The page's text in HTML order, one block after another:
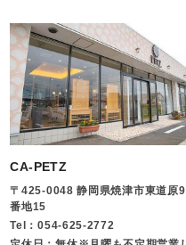
CA-PETZ
〒425-0048 静岡県焼津市東道原9
番地15
Tel：054-625-2772